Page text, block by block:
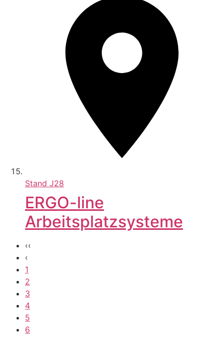
Stand J28
ERGO-line
Arbeitsplatzsysteme
‹‹
‹
1
2
3
4
5
6